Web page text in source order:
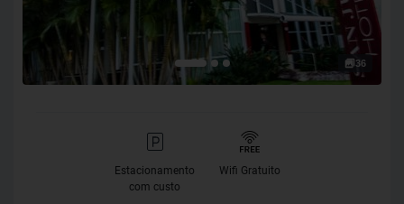
36
Estacionamento
com custo
Wifi Gratuito